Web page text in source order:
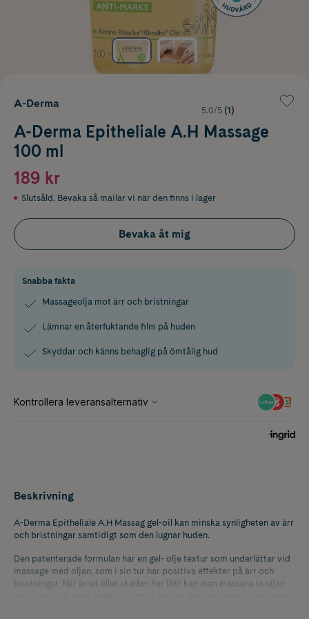
A-Derma
5.0/5 (1)
A-Derma Epitheliale A.H Massage
100 ml
189 kr
Slutsåld. Bevaka så mailar vi när den finns i lager
Bevaka åt mig
Snabba fakta
Massageolja mot ärr och bristningar
Lämnar en återfuktande film på huden
Skyddar och känns behaglig på ömtålig hud
Beskrivning
A-Derma Epitheliale A.H Massag gel-oil kan minska synligheten av ärr
och bristningar samtidigt som den lugnar huden.
Den patenterade formulan har en gel- olje textur som underlättar vid
massage med oljan, som i sin tur har positiva effekter på ärr och
bristningar. När ärret eller skadan har läkt kan man massera in oljan